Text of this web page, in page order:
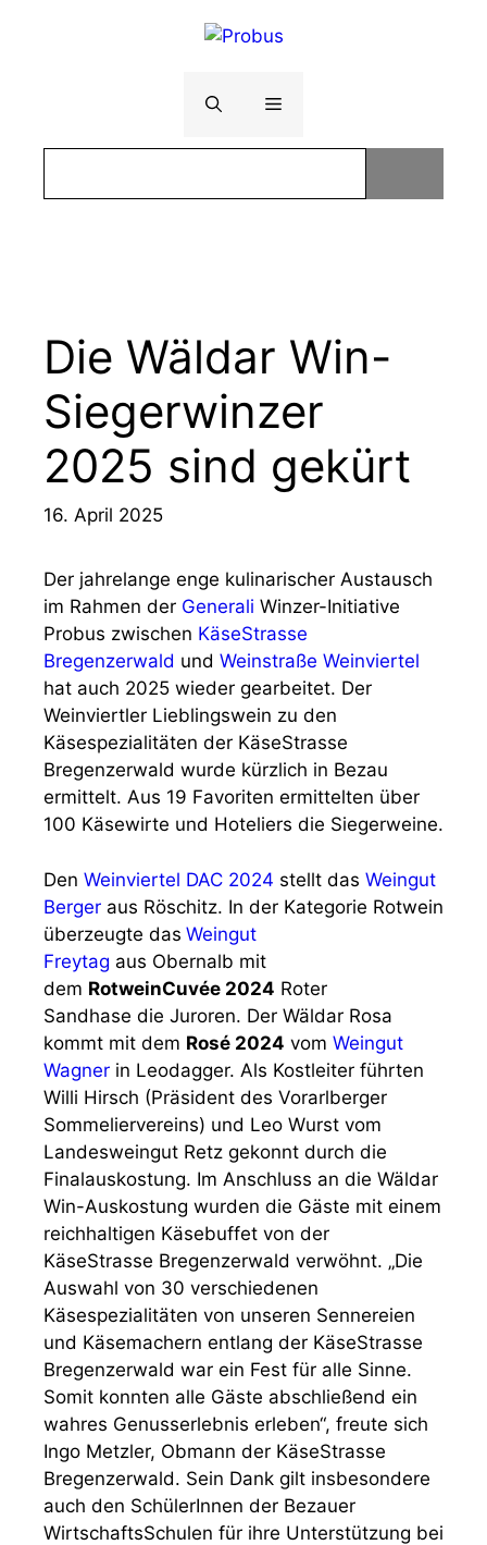
Menü
Die Wäldar Win-
Siegerwinzer
2025 sind gekürt
16. April 2025
Der jahrelange enge kulinarischer Austausch
im Rahmen der Generali Winzer-Initiative
Probus zwischen KäseStrasse
Bregenzerwald und Weinstraße Weinviertel
hat auch 2025 wieder gearbeitet. Der
Weinviertler Lieblingswein zu den
Käsespezialitäten der KäseStrasse
Bregenzerwald wurde kürzlich in Bezau
ermittelt. Aus 19 Favoriten ermittelten über
100 Käsewirte und Hoteliers die Siegerweine.
Den Weinviertel DAC 2024 stellt das Weingut
Berger aus Röschitz. In der Kategorie Rotwein
überzeugte das Weingut
Freytag aus Obernalb mit
dem RotweinCuvée 2024 Roter
Sandhase die Juroren. Der Wäldar Rosa
kommt mit dem Rosé 2024 vom Weingut
Wagner in Leodagger. Als Kostleiter führten
Willi Hirsch (Präsident des Vorarlberger
Sommeliervereins) und Leo Wurst vom
Landesweingut Retz gekonnt durch die
Finalauskostung. Im Anschluss an die Wäldar
Win-Auskostung wurden die Gäste mit einem
reichhaltigen Käsebuffet von der
KäseStrasse Bregenzerwald verwöhnt. „Die
Auswahl von 30 verschiedenen
Käsespezialitäten von unseren Sennereien
und Käsemachern entlang der KäseStrasse
Bregenzerwald war ein Fest für alle Sinne.
Somit konnten alle Gäste abschließend ein
wahres Genusserlebnis erleben“, freute sich
Ingo Metzler, Obmann der KäseStrasse
Bregenzerwald. Sein Dank gilt insbesondere
auch den SchülerInnen der Bezauer
WirtschaftsSchulen für ihre Unterstützung bei